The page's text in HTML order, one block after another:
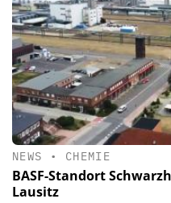
NEWS • CHEMIE
BASF-Standort
Lausitz